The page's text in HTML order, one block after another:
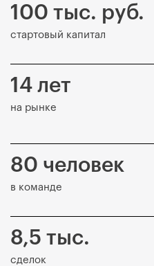
100 тыс. руб.
стартовый капитал
14 лет
на рынке
80 человек
в команде
8,5 тыс.
сделок